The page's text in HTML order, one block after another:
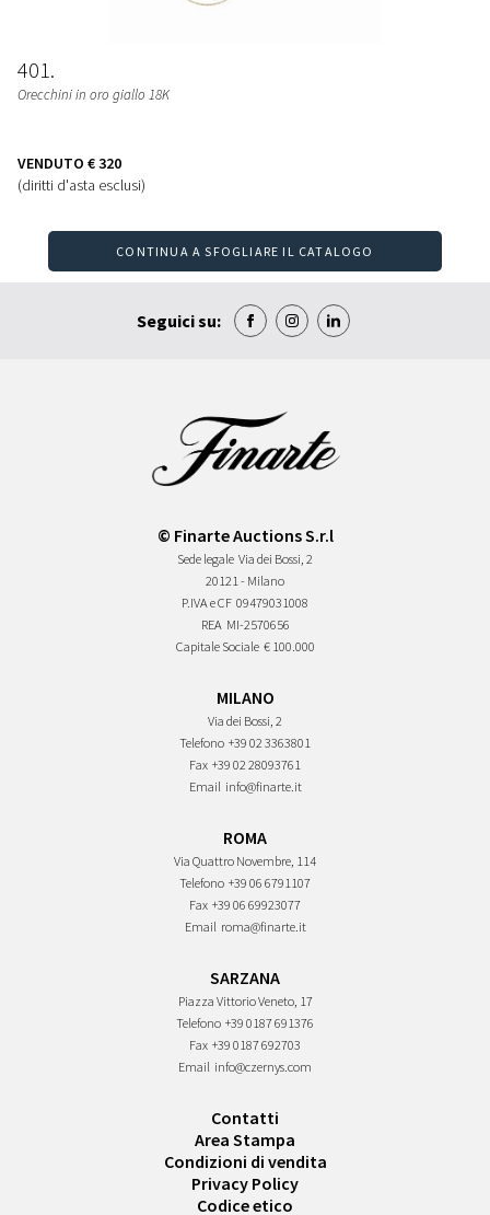
401
Orecchini in oro giallo 18K
VENDUTO € 320
(diritti d'asta esclusi)
CONTINUA A SFOGLIARE IL CATALOGO
Seguici su:
© Finarte Auctions S.r.l
Sede legale Via dei Bossi, 2
20121 - Milano
P.IVA e CF 09479031008
REA MI-2570656
Capitale Sociale € 100.000
MILANO
Via dei Bossi, 2
Telefono +39 02 3363801
Fax +39 02 28093761
Email info@finarte.it
ROMA
Via Quattro Novembre, 114
Telefono +39 06 6791107
Fax +39 06 69923077
Email roma@finarte.it
SARZANA
Piazza Vittorio Veneto, 17
Telefono +39 0187 691376
Fax +39 0187 692703
Email info@czernys.com
Contatti
Area Stampa
Condizioni di vendita
Privacy Policy
Codice etico